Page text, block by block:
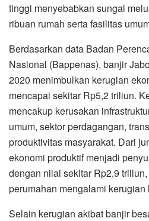
tinggi menyebabkan sungai
ribuan rumah serta fasilitas
Berdasarkan data Badan
Nasional (Bappenas), banjir
2020 menimbulkan kerugian
mencapai sekitar Rp5,2 triliun.
mencakup kerusakan
umum, sektor perdagangan,
produktivitas masyarakat. Dari
ekonomi produktif menjadi
dengan nilai sekitar Rp2,9
perumahan mengalami
Selain kerugian akibat banjir